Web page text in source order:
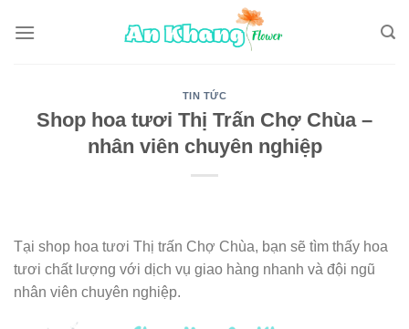
TIN TỨC
Shop hoa tươi Thị Trấn Chợ Chùa –
nhân viên chuyên nghiệp
Tại shop hoa tươi Thị trấn Chợ Chùa, bạn sẽ tìm thấy hoa
tươi chất lượng với dịch vụ giao hàng nhanh và đội ngũ
nhân viên chuyên nghiệp.